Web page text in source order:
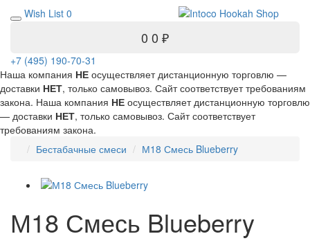
Wish List 0
0 0 ₽
+7 (495) 190-70-31
Наша компания НЕ осуществляет дистанционную торговлю —
доставки НЕТ, только самовывоз. Сайт соответствует требованиям
закона. Наша компания НЕ осуществляет дистанционную торговлю
— доставки НЕТ, только самовывоз. Сайт соответствует
требованиям закона.
Бестабачные смеси
М18 Смесь Blueberry
М18 Смесь Blueberry